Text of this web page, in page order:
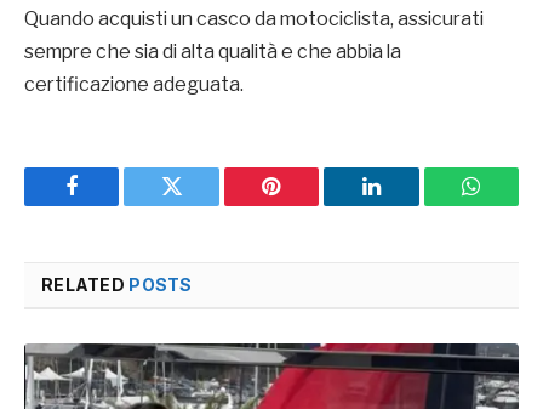
Quando acquisti un casco da motociclista, assicurati
sempre che sia di alta qualità e che abbia la
certificazione adeguata.
Facebook Twitter Pinterest LinkedIn
RELATED POSTS